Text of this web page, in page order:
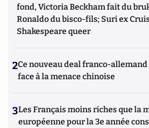
fond, Victoria Beckham fait du
Ronaldo du bisco-fils; Suri ex
Shakespeare queer
2Ce nouveau deal franco-
face à la menace chinoise
3Les Français moins riches que la
européenne pour la 3e année